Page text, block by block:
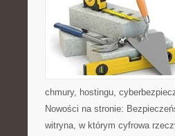
chmury, hostingu,
Nowości na stronie:
witryna, w którym cyfrowa